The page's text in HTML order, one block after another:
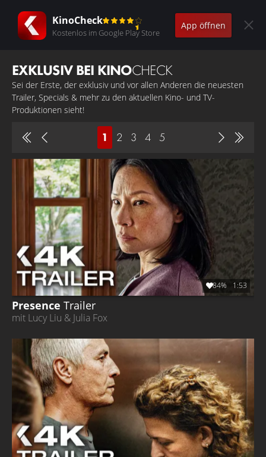
KinoCheck
Kostenlos im Google Play Store
App öffnen
EXKLUSIV BEI KINOCHECK
Sei der Erste, der exklusiv und vor allen Anderen die neuesten
Trailer, Specials & mehr zu den aktuellen Kino- und TV-
Produktionen sieht!
1 2 3 4 5
Presence Trailer
mit Lucy Liu & Julia Fox
84% 1:53